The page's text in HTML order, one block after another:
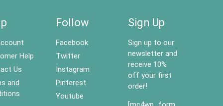
Help
Us
and
Follow
Facebook
Twitter
Instagram
Pinterest
Youtube
Sign Up
Sign up to our
newsletter and
receive 10%
off your first
order!